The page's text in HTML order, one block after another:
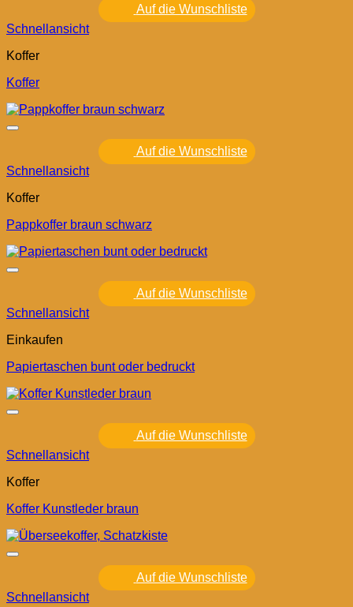
Auf die Wunschliste
Schnellansicht
Koffer
Koffer
Auf die Wunschliste
Schnellansicht
Koffer
Pappkoffer braun schwarz
Auf die Wunschliste
Schnellansicht
Einkaufen
Papiertaschen bunt oder bedruckt
Auf die Wunschliste
Schnellansicht
Koffer
Koffer Kunstleder braun
Auf die Wunschliste
Schnellansicht